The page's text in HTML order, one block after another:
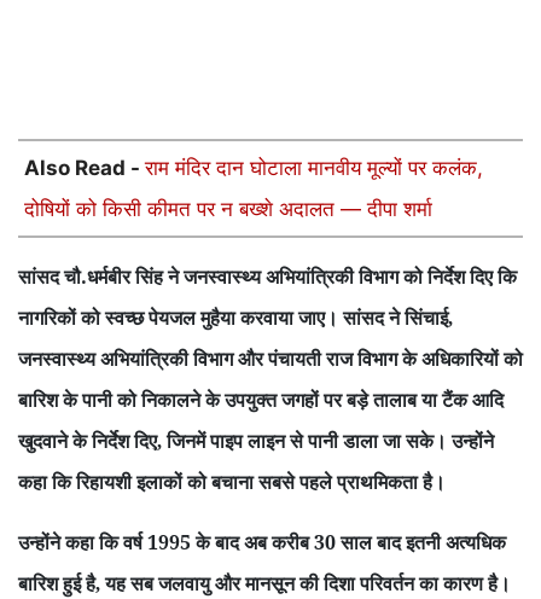
Also Read -राम मंदिर दान घोटाला मानवीय मूल्यों पर कलंक,
दोषियों को किसी कीमत पर न बख्शे अदालत — दीपा शर्मा
सांसद चौ.धर्मबीर सिंह ने जनस्वास्थ्य अभियांत्रिकी विभाग को निर्देश दिए कि
नागरिकों को स्वच्छ पेयजल मुहैया करवाया जाए। सांसद ने सिंचाई,
जनस्वास्थ्य अभियांत्रिकी विभाग और पंचायती राज विभाग के अधिकारियों को
बारिश के पानी को निकालने के उपयुक्त जगहों पर बड़े तालाब या टैंक आदि
खुदवाने के निर्देश दिए,जिनमें पाइप लाइन से पानी डाला जा सके। उन्होंने
कहा कि रिहायशी इलाकों को बचाना सबसे पहले प्राथमिकता है।
उन्होंने कहा कि वर्ष 1995 के बाद अब करीब 30 साल बाद इतनी अत्यधिक
बारिश हुई है,यह सब जलवायु और मानसून की दिशा परिवर्तन का कारण है।